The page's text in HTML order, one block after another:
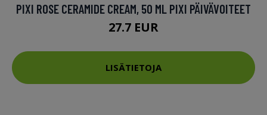
PIXI ROSE CERAMIDE CREAM, 50 ML PIXI PÄIVÄVOITEET
27.7 EUR
LISÄTIETOJA